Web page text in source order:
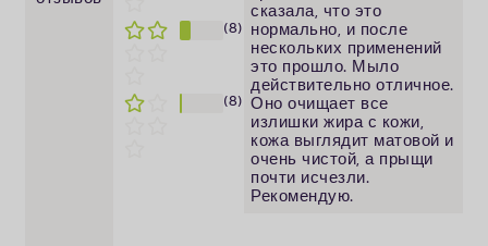
(8)
(8)
сказала, что это
нормально, и после
нескольких применений
это прошло. Мыло
действительно отличное.
Оно очищает все
излишки жира с кожи,
кожа выглядит матовой и
очень чистой, а прыщи
почти исчезли.
Рекомендую.